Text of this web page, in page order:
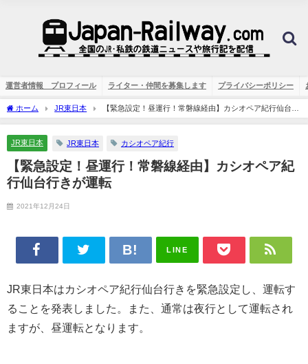
運営者情報 プロフィール ライター・仲間を募集します プライバシーポリシー
ホーム JR東日本
【緊急設定！昼運行！常磐線経由】カシオペア紀行仙台行
きが運転
JR東日本 JR東日本 カシオペア紀行
【緊急設定！昼運行！常磐線経由】カシオペア紀
行仙台行きが運転
2021年12月24日
LINE
JR東日本はカシオペア紀行仙台行きを緊急設定し、運転す
ることを発表しました。また、通常は夜行として運転され
ますが、昼運転となります。